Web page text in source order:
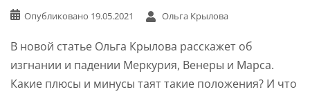
Опубликовано 19.05.2021 Ольга Крылова
В новой статье Ольга Крылова расскажет об
изгнании и падении Меркурия, Венеры и Марса.
Какие плюсы и минусы таят такие положения? И что